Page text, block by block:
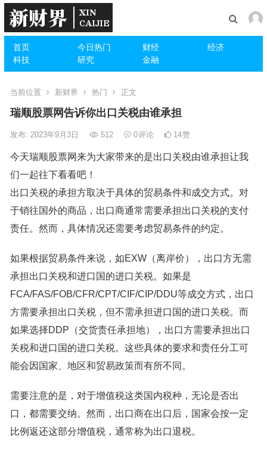
首页 今日热门 财经
经济
科技
研究 金融
当前位置 新财界 热门 正文
瑞顺股票网告诉你出口关税由谁承担
发布: 2023年9月3日 512 0评论 14赞
今天瑞顺股票网来为大家带来的是出口关税由谁承担让我
们一起往下看看吧！
出口关税的承担方取决于具体的贸易条件和成交方式。对
于销往国外的商品，出口商通常需要承担出口关税的支付
责任。然而，具体情况还需要考虑贸易条件的约定。
如果根据贸易条件来说，如EXW（离岸价），出口方无需
承担出口关税和进口国的进口关税。如果是
FCA/FAS/FOB/CFR/CPT/CIF/CIP/DDU等成交方式，出口
方需要承担出口关税，但不需承担进口国的进口关税。而
如果选择DDP（交货责任承担地），出口方需要承担出口
关税和进口国的进口关税。这些具体的要求和责任分工可
能会因国家、地区和贸易政策而有所不同。
需要注意的是，对于增值税这类国内税种，无论是否出
口，都需要交纳。然而，出口商在出口后，国家会按一定
比例返还这部分增值税，通常称为出口退税。